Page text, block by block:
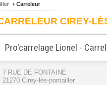
Carreleur
CIREY-
Pro'carrelage Lionel -
7 RUE DE FONTAINE
21270 Cirey-lès-pontailler